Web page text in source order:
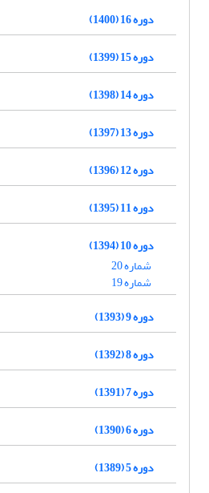
دوره 16 (1400)
دوره 15 (1399)
دوره 14 (1398)
دوره 13 (1397)
دوره 12 (1396)
دوره 11 (1395)
دوره 10 (1394)
شماره 20
شماره 19
دوره 9 (1393)
دوره 8 (1392)
دوره 7 (1391)
دوره 6 (1390)
دوره 5 (1389)